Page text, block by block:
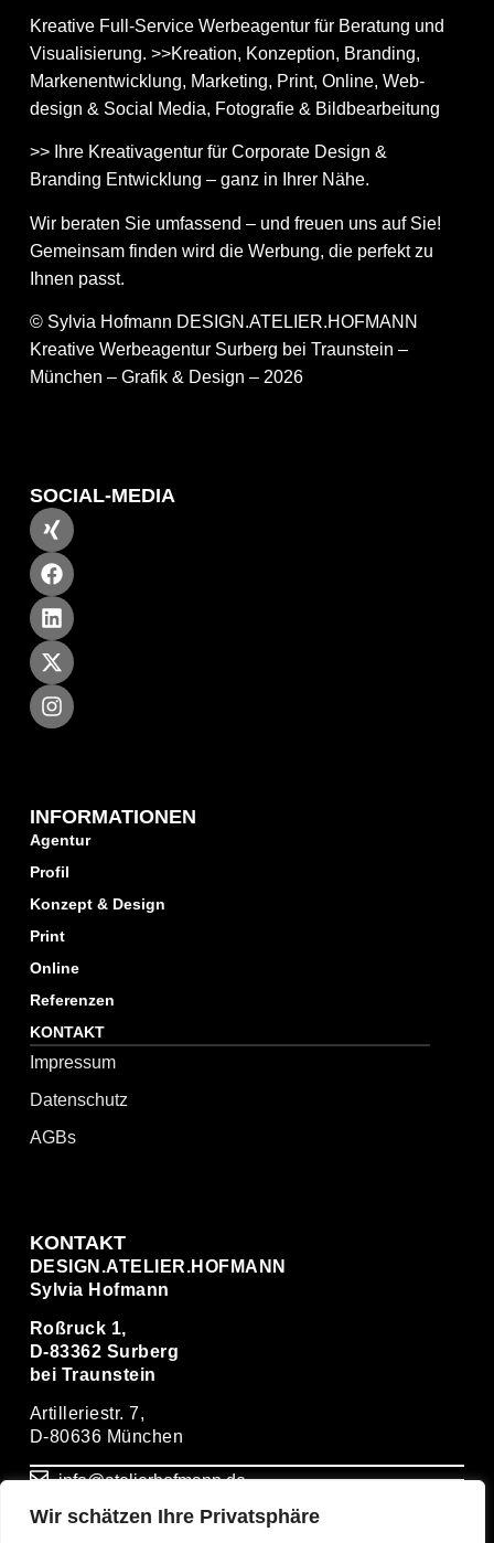
Wir schätzen Ihre Privatsphäre
Kreative Full-Service Werbeagentur für Beratung und
Visualisierung. >>Kreation, Konzeption, Branding,
Markenentwicklung, Marketing, Print, Online, Web­
design & Social Media, Fotografie & Bildbear­bei­tung
>> Ihre Kreativagentur für Corporate Design &
Branding Entwicklung – ganz in Ihrer Nähe.
Wir beraten Sie umfassend – und freuen uns auf Sie!
Gemeinsam finden wird die Werbung, die perfekt zu
Ihnen passt.
© Sylvia Hofmann DESIGN.ATELIER.HOFMANN
Kreative Werbeagentur Surberg bei Traunstein –
München – Grafik & Design – 2026
INFORMATIONEN
Agentur
Profil
Konzept & Design
Print
Online
Referenzen
KONTAKT
Impressum
Datenschutz
AGBs
KONTAKT
DESIGN.ATELIER.HOFMANN
Sylvia Hofmann
Roßruck 1,
D-83362 Surberg
bei Traunstein
Artilleriestr. 7,
D-80636 München
info@atelierhofmann.de
SOCIAL-MEDIA